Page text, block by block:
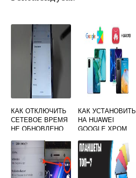
КАК ОТКЛЮЧИТЬ
СЕТЕВОЕ ВРЕМЯ
НЕ ОБНОВЛЕНО
КАК УСТАНОВИТЬ
НА HUAWEI
GOOGLE ХРОМ